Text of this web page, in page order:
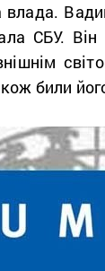
СБУ.
били